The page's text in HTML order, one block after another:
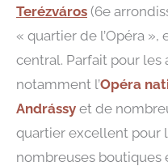
Terézváros (6e
« quartier de l’Opéra
central. Parfait pour
notamment l’Opéra
Andrássy et de
quartier excellent pour
nombreuses boutiques